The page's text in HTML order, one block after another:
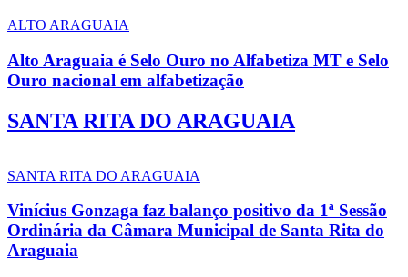
ALTO ARAGUAIA
Alto Araguaia é Selo Ouro no Alfabetiza MT e Selo
Ouro nacional em alfabetização
SANTA RITA DO ARAGUAIA
SANTA RITA DO ARAGUAIA
Vinícius Gonzaga faz balanço positivo da 1ª Sessão
Ordinária da Câmara Municipal de Santa Rita do
Araguaia